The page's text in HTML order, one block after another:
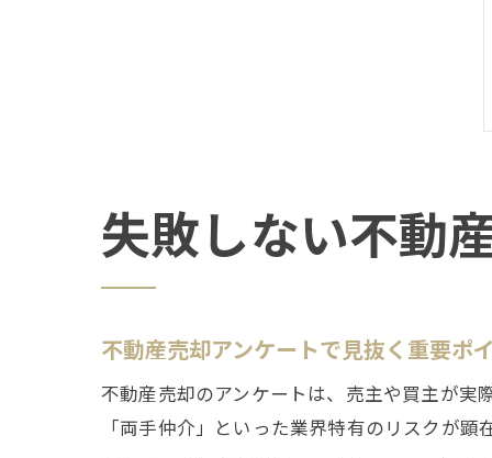
失敗しない不動
不動産売却アンケートで見抜く重要ポ
不動産売却のアンケートは、売主や買主が実
「両手仲介」といった業界特有のリスクが